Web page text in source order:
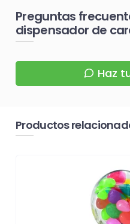
Preguntas
dispensador de
Haz
Productos